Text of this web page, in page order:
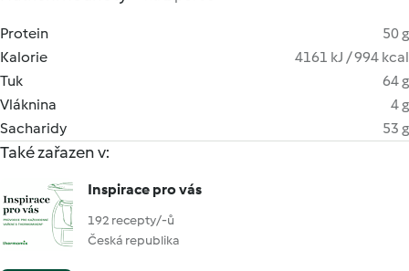
Protein
50 g
Kalorie
4161 kJ / 994 kcal
Tuk
64 g
Vláknina
4 g
Sacharidy
53 g
Také zařazen v:
Inspirace pro vás
192 recepty/-ů
Česká republika